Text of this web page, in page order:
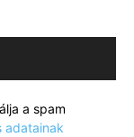
a spam
adatainak